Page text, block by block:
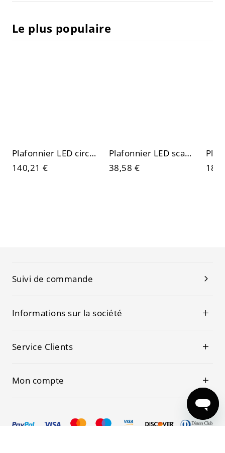
Le plus populaire
Plafonnier LED circulaire Luxe Gold Crystal, avec prismes taillés façon diamant
140,21 €
Plafonnier LED scandinave, downlight cylindrique rond en saillie avec accent en bois
38,58 €
Suivi de commande
Informations sur la société
Service Clients
Mon compte